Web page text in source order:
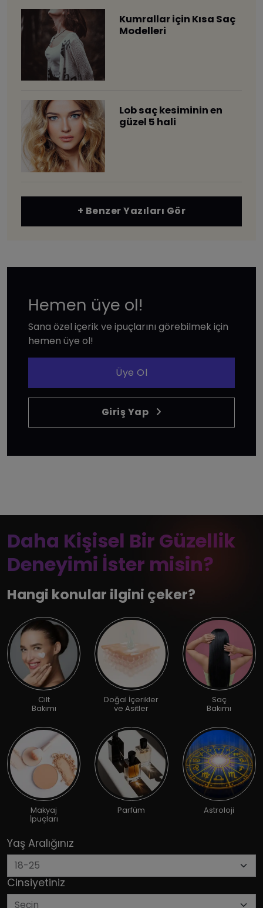
Kumrallar için Kısa Saç
Modelleri
Lob saç kesiminin en
güzel 5 hali
+ Benzer Yazıları Gör
Hemen üye ol!
Sana özel içerik ve ipuçlarını görebilmek için
hemen üye ol!
Üye Ol
Giriş Yap
Daha Kişisel Bir Güzellik
Deneyimi İster misin?
Hangi konular ilgini çeker?
Cilt
Bakımı
Doğal İçerikler
ve Asitler
Saç
Bakımı
Makyaj
İpuçları
Parfüm Astroloji
Yaş Aralığınız
Cinsiyetiniz